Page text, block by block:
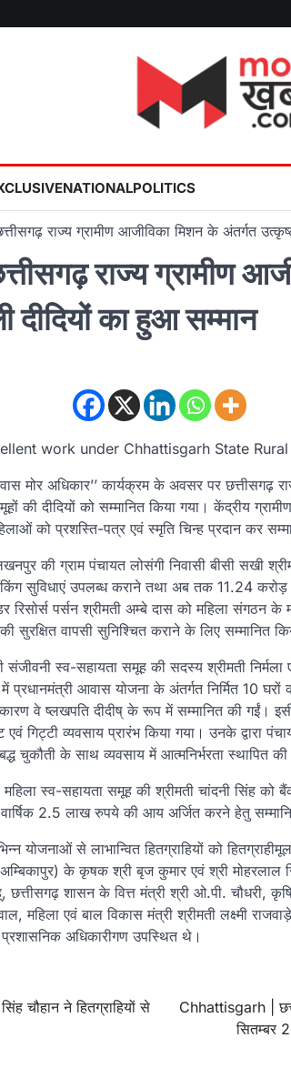
NATIONALPOLITICS
राज्य ग्रामीण आजीविका मिशन के अंतर्गत
राज्य ग्रामीण
दीदियों का हुआ सम्मान
work under Chhattisgarh State
मोर अधिकार’’ कार्यक्रम के अवसर पर छत्तीसगढ़
की दीदियों को सम्मानित किया गया। केंद्रीय
को प्रशस्ति-पत्र एवं स्मृति चिन्ह प्रदान कर
की ग्राम पंचायत लोसंगी निवासी बीसी सखी
सुविधाएं उपलब्ध कराने तथा अब तक 11.24
रिसोर्स पर्सन श्रीमती अम्बे दास को महिला संगठन
सुरक्षित वापसी सुनिश्चित कराने के लिए सम्मानित
स्व-सहायता समूह की सदस्य श्रीमती
प्रधानमंत्री आवास योजना के अंतर्गत निर्मित 10
वे ष्लखपति दीदीष् के रूप में सम्मानित की गईं।
गिट्टी व्यवसाय प्रारंभ किया गया। उनके द्वारा
चुकौती के साथ व्यवसाय में आत्मनिर्भरता स्थापित
महिला स्व-सहायता समूह की श्रीमती चांदनी सिंह
वार्षिक 2.5 लाख रुपये की आय अर्जित करने हेतु
योजनाओं से लाभान्वित हितग्राहियों को
के कृषक श्री बृज कुमार एवं श्री मोहरलाल
शासन के वित्त मंत्री श्री ओ.पी. चौधरी,
महिला एवं बाल विकास मंत्री श्रीमती लक्ष्मी
अधिकारीगण उपस्थित थे।
चौहान ने हितग्राहियों से
Chhattisgarh |
सितम्बर